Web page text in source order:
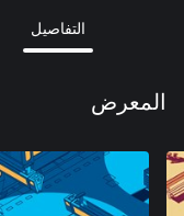
التفاصيل
المعرض